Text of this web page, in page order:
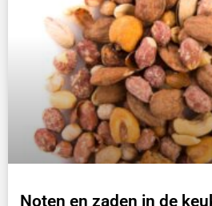
Noten en zaden in de